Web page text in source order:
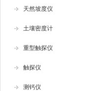
天然坡度仪
土壤密度计
重型触探仪
触探仪
测钙仪